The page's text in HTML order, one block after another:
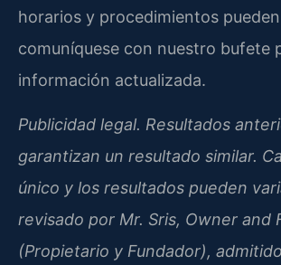
horarios y procedimientos
comuníquese con nuestro bufete
información actualizada.
Publicidad legal. Resultados
garantizan un resultado similar.
único y los resultados pueden
revisado por Mr. Sris, Owner and
(Propietario y Fundador),